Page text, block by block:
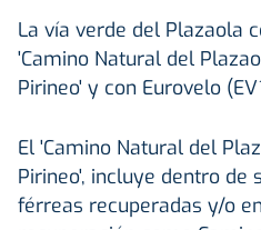
La vía verde del Plazaola
'Camino Natural del
Pirineo' y con Eurovelo
El 'Camino Natural del
Pirineo', incluye dentro de
férreas recuperadas y/o